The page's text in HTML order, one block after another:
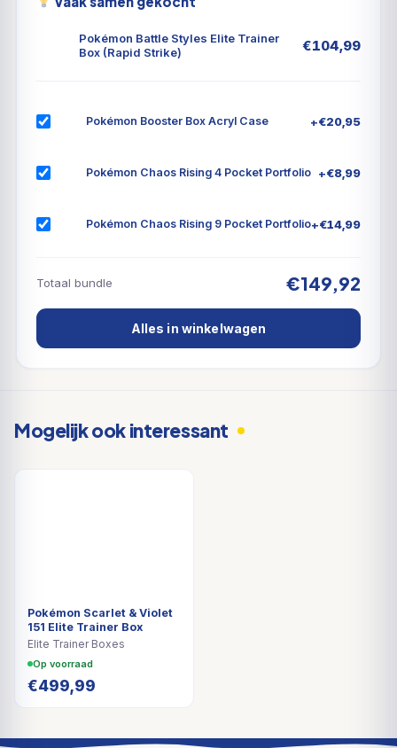
dagelijkse organisatie
1 toegangscode voor toegang tot de online game
Pokémon Battle Styles Elite Trainer
Box (Rapid Strike)
€104,99
Pokémon Booster Box Acryl Case +€20,95
Pokémon Chaos Rising 4 Pocket Portfolio +€8,99
Pokémon Chaos Rising 9 Pocket Portfolio+€14,99
Totaal bundle €149,92
Alles in winkelwagen
Mogelijk ook interessant
Pokémon Scarlet & Violet
151 Elite Trainer Box
Elite Trainer Boxes
Op voorraad
€499,99